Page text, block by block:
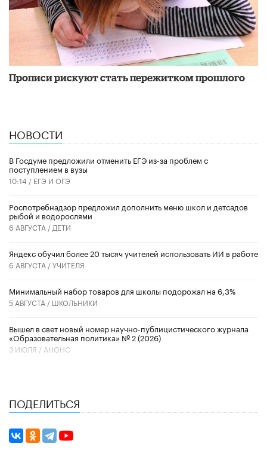
Прописи рискуют стать пережитком прошлого
НОВОСТИ
В Госдуме предложили отменить ЕГЭ из-за проблем с
поступлением в вузы
10:14 / ЕГЭ И ОГЭ
Роспотребнадзор предложил дополнить меню школ и детсадов
рыбой и водорослями
6 АВГУСТА / ДЕТИ
​Яндекс обучил более 20 тысяч учителей использовать ИИ в работе
6 АВГУСТА /УЧИТЕЛЯ
Минимальный набор товаров для школы подорожал на 6,3%
5 АВГУСТА / ШКОЛЬНИКИ
Вышел в свет новый номер научно-публицистического журнала
«Образовательная политика» № 2 (2026)
3 ИЮЛЯ / АНОНС
ПОДЕЛИТЬСЯ